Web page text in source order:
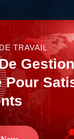
TRAVAIL
Pour